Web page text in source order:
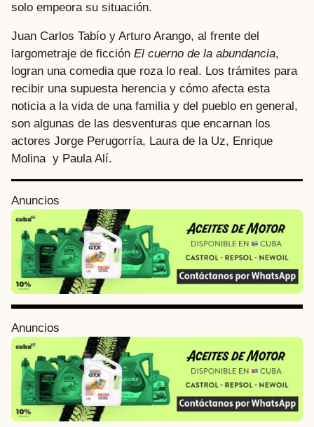
solo empeora su situación.
Juan Carlos Tabío y Arturo Arango, al frente del
largometraje de ficción El cuerno de la abundancia,
logran una comedia que roza lo real. Los trámites para
recibir una supuesta herencia y cómo afecta esta
noticia a la vida de una familia y del pueblo en general,
son algunas de las desventuras que encarnan los
actores Jorge Perugorría, Laura de la Uz, Enrique
Molina y Paula Alí.
Anuncios
Anuncios
P
o
P
a
g
i
n
o